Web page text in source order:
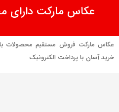
عکاس مارکت دارای
خرید آسان با پرداخت الکترونیک